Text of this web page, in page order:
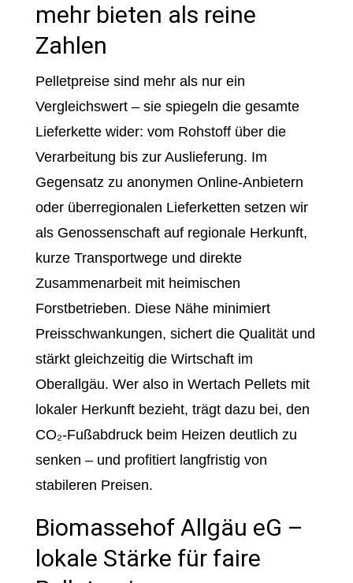
mehr bieten als reine
Zahlen
Pelletpreise sind mehr als nur ein
Vergleichswert – sie spiegeln die gesamte
Lieferkette wider: vom Rohstoff über die
Verarbeitung bis zur Auslieferung. Im
Gegensatz zu anonymen Online-Anbietern
oder überregionalen Lieferketten setzen wir
als Genossenschaft auf regionale Herkunft,
kurze Transportwege und direkte
Zusammenarbeit mit heimischen
Forstbetrieben. Diese Nähe minimiert
Preisschwankungen, sichert die Qualität und
stärkt gleichzeitig die Wirtschaft im
Oberallgäu. Wer also in Wertach Pellets mit
lokaler Herkunft bezieht, trägt dazu bei, den
CO₂-Fußabdruck beim Heizen deutlich zu
senken – und profitiert langfristig von
stabileren Preisen.
Biomassehof Allgäu eG –
lokale Stärke für faire